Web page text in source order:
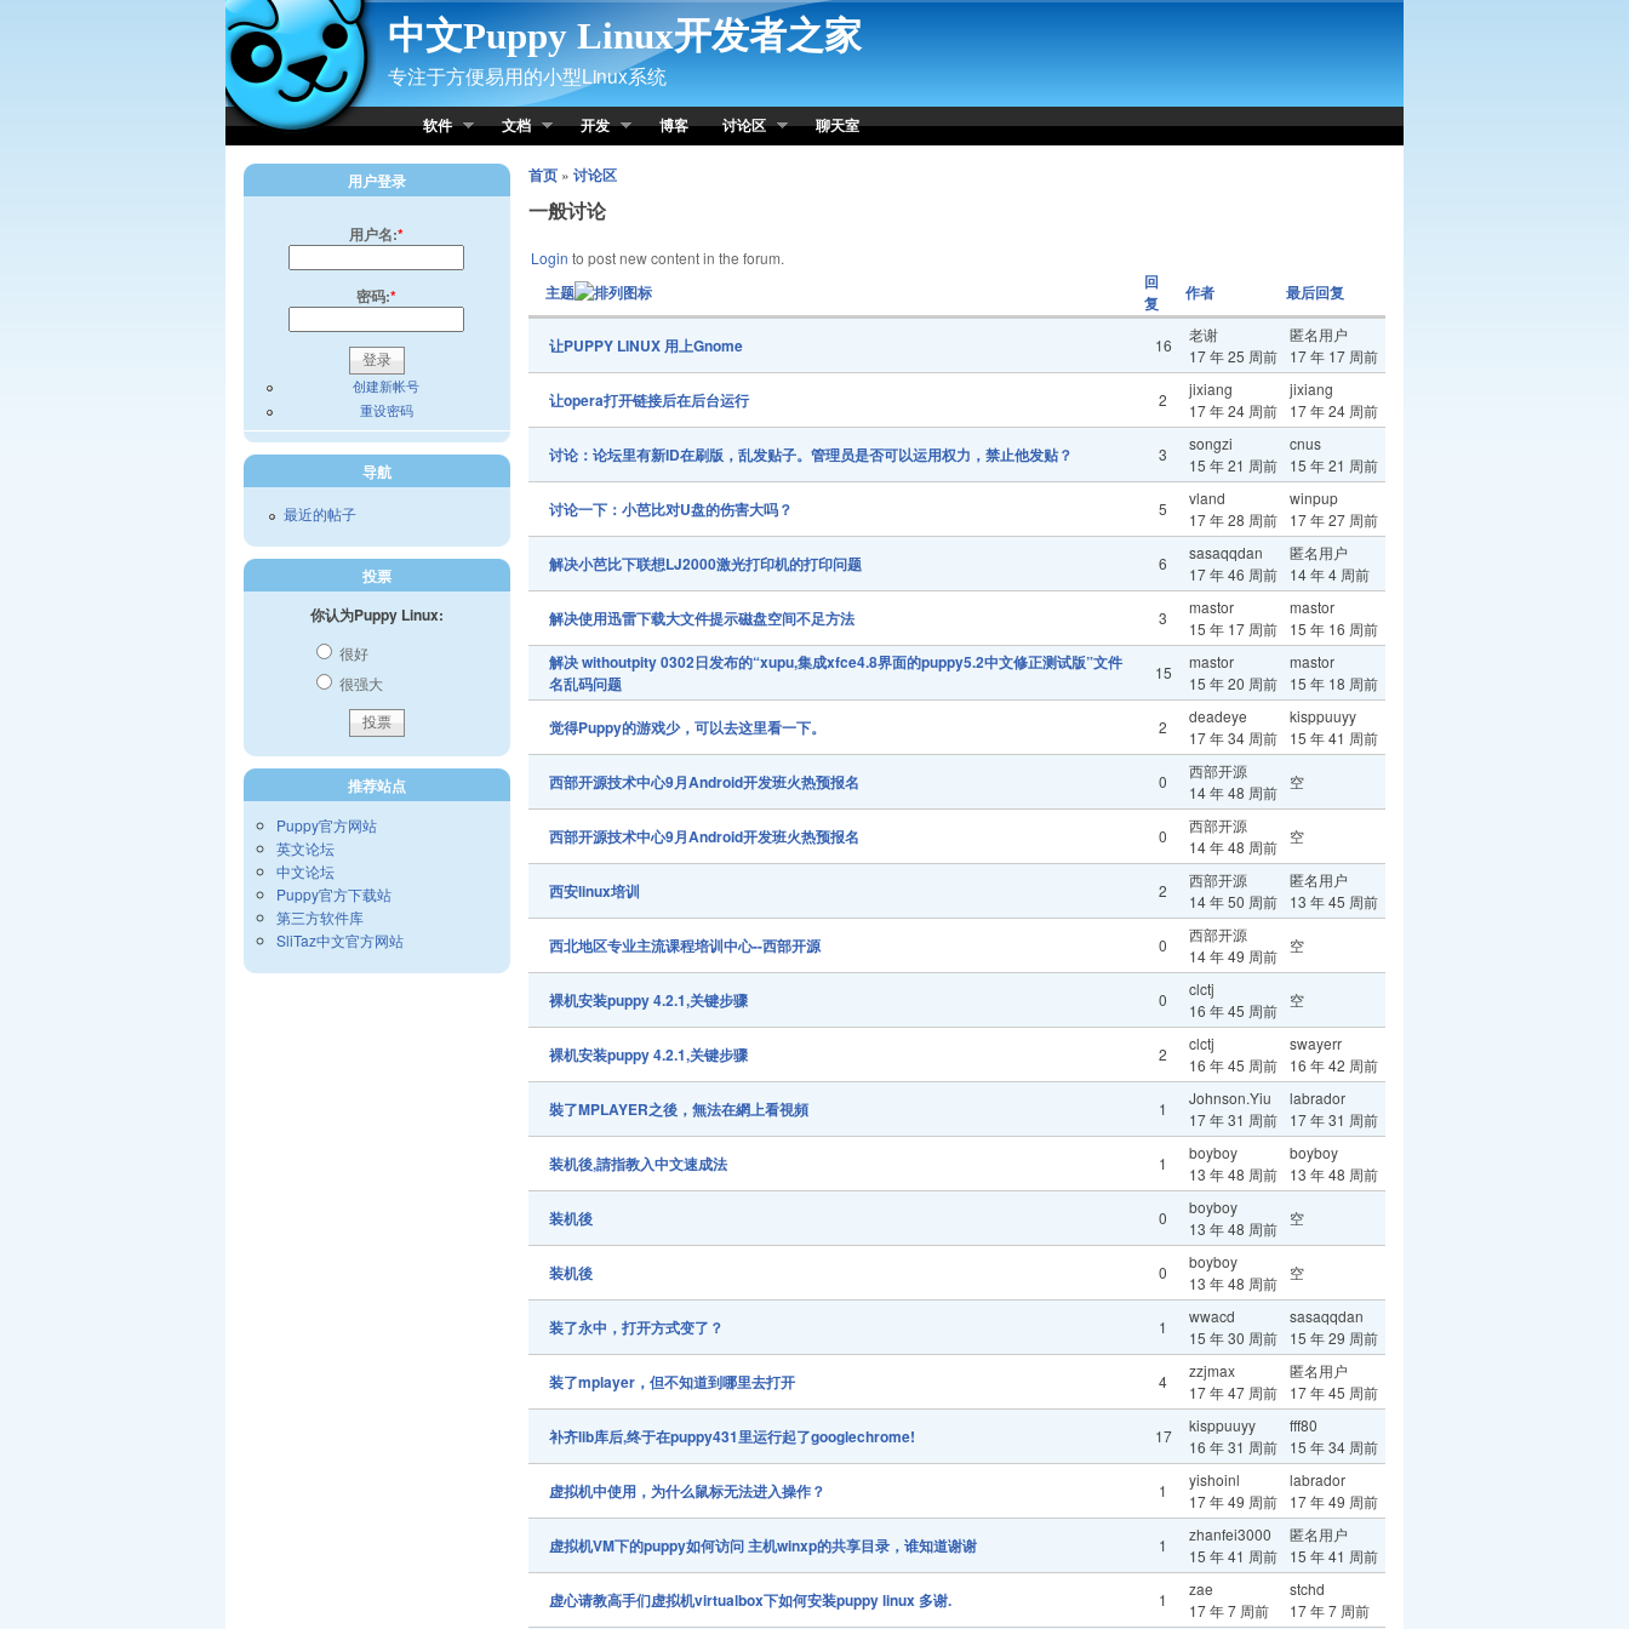
Skip to Content
中文Puppy Linux开发者之家
专注于方便易用的小型Linux系统
软件 文档 开发 博客 讨论区 聊天室
首页» 讨论区
一般讨论
Login to post new content in the forum.
主题
回
复
作者 最后回复
让PUPPY LINUX 用上Gnome 16
老谢
17 年 25 周前
匿名用户
17 年 17 周前
让opera打开链接后在后台运行 2
jixiang
17 年 24 周前
jixiang
17 年 24 周前
讨论：论坛里有新ID在刷版，乱发贴子。管理员是否可以运用权力，禁止他发贴？ 3
songzi
15 年 21 周前
cnus
15 年 21 周前
讨论一下：小芭比对U盘的伤害大吗？ 5
vland
17 年 28 周前
winpup
17 年 27 周前
解决小芭比下联想LJ2000激光打印机的打印问题 6
sasaqqdan
17 年 46 周前
匿名用户
14 年 4 周前
解决使用迅雷下载大文件提示磁盘空间不足方法 3
mastor
15 年 17 周前
mastor
15 年 16 周前
解决 withoutpity 0302日发布的“xupu,集成xfce4.8界面的puppy5.2中文修正测试版”文件
名乱码问题
15
mastor
15 年 20 周前
mastor
15 年 18 周前
觉得Puppy的游戏少，可以去这里看一下。 2
deadeye
17 年 34 周前
kisppuuyy
15 年 41 周前
西部开源技术中心9月Android开发班火热预报名 0
西部开源
14 年 48 周前
空
西部开源技术中心9月Android开发班火热预报名 0
西部开源
14 年 48 周前
空
西安linux培训 2
西部开源
14 年 50 周前
匿名用户
13 年 45 周前
西北地区专业主流课程培训中心--西部开源 0
西部开源
14 年 49 周前
空
裸机安装puppy 4.2.1,关键步骤 0
clctj
16 年 45 周前
空
裸机安装puppy 4.2.1,关键步骤 2
clctj
16 年 45 周前
swayerr
16 年 42 周前
裝了MPLAYER之後，無法在網上看視頻 1
Johnson.Yiu
17 年 31 周前
labrador
17 年 31 周前
装机後,請指教入中文速成法 1
boyboy
13 年 48 周前
boyboy
13 年 48 周前
装机後 0
boyboy
13 年 48 周前
空
装机後 0
boyboy
13 年 48 周前
空
装了永中，打开方式变了？ 1
wwacd
15 年 30 周前
sasaqqdan
15 年 29 周前
装了mplayer，但不知道到哪里去打开 4
zzjmax
17 年 47 周前
匿名用户
17 年 45 周前
补齐lib库后,终于在puppy431里运行起了googlechrome! 17
kisppuuyy
16 年 31 周前
fff80
15 年 34 周前
虚拟机中使用，为什么鼠标无法进入操作？ 1
yishoinl
17 年 49 周前
labrador
17 年 49 周前
虚拟机VM下的puppy如何访问 主机winxp的共享目录，谁知道谢谢 1
zhanfei3000
15 年 41 周前
匿名用户
15 年 41 周前
虚心请教高手们虚拟机virtualbox下如何安装puppy linux 多谢. 1
zae
17 年 7 周前
stchd
17 年 7 周前
用户登录
用户名:*
密码:*
创建新帐号
重设密码
导航
最近的帖子
投票
你认为Puppy Linux:
很好
很强大
推荐站点
Puppy官方网站
英文论坛
中文论坛
Puppy官方下载站
第三方软件库
SliTaz中文官方网站